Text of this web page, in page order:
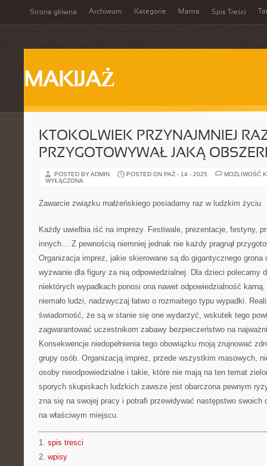
Strona główna Archiwum Kategorie Mama Spis Treści
MAKIJAŻ
KTOKOLWIEK PRZYNAJMNIEJ
PRZYGOTOWYWAŁ JAKĄ
POSTED BY ADMIN POSTED ON PAŹ - 14 - 2025
MOŻLIWOŚĆ
WYŁĄCZONA
Zawarcie związku małżeńskiego posiadamy raz w ludzkim życiu
Każdy uwielbia iść na imprezy. Festiwale, prezentacje, festyny,
innych… Z pewnością niemniej jednak nie każdy pragnął
Organizacja imprez, jakie skierowane są do gigantycznego grona
wyzwanie dla figury za nią odpowiedzialnej. Dla dzieci polecamy
niektórych wypadkach ponosi ona nawet odpowiedzialność
niemało ludzi, nadzwyczaj łatwo o rozmaitego typu wypadki.
świadomość, że są w stanie się one wydarzyć, wskutek tego
zagwarantować uczestnikom zabawy bezpieczeństwo na
Konsekwencje niedopełnienia tego obowiązku moją zrujnować
grupy osób. Organizacją imprez, przede wszystkim masowych,
osoby nieodpowiedzialne i takie, które nie mają na ten temat
sporych skupiskach ludzkich zawsze jest obarczona pewnym
zna się na swojej pracy i potrafi przewidywać następstwo swoich
na właściwym miejscu.
1. spis tresci
2. wpisy